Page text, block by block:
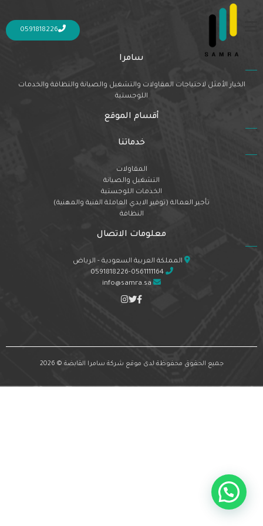
0591818226
Nothing Found
It seems we can’t find what you’re looking for. Perhaps searching can help.
سامرا
الخيار الأمثل لاحتياجات المقاولات والتشغيل والصيانة والنظافة والخدمات
اللوجستية
أقسام الموقع
خدماتنا
المقاولات
التشغيل والصيانة
الخدمات اللوجستية
تأجير العمالة (توفير الايدي العاملة الفنية والمهنية)
النظافة
معلومات الاتصال
المملكة العربية السعودية - الرياض
0591818226-0561111164
info@samra.sa
جميع الحقوق محفوظة لدى موقع شركة سامرا القابضة © 2026